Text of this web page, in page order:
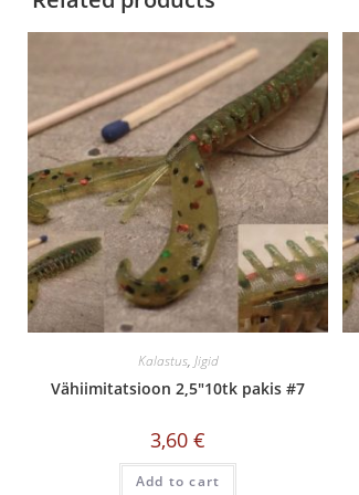
Kalastus, Jigid
Vähiimitatsioon 2,5″10tk pakis #7
3,60€
Add to cart